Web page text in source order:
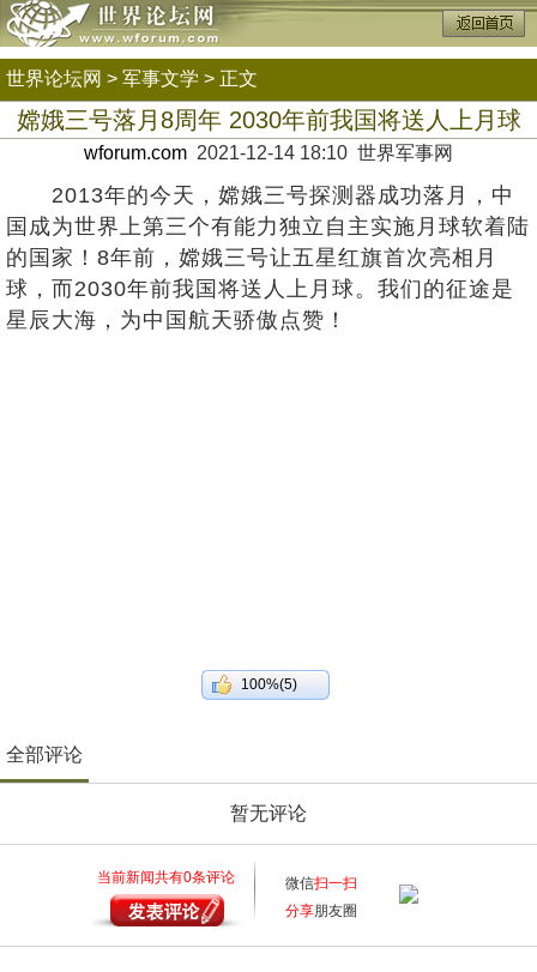
世界论坛网 > 军事文学 > 正文
嫦娥三号落月8周年 2030年前我国将送人上月球
wforum.com 2021-12-14 18:10 世界军事网
2013年的今天，嫦娥三号探测器成功落月，中
国成为世界上第三个有能力独立自主实施月球软着陆
的国家！8年前，嫦娥三号让五星红旗首次亮相月
球，而2030年前我国将送人上月球。我们的征途是
星辰大海，为中国航天骄傲点赞！
100%(5)
全部评论
暂无评论
当前新闻共有0条评论 微信扫一扫
分享朋友圈